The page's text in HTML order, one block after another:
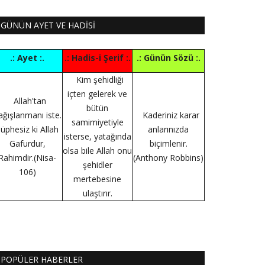
GÜNÜN AYET VE HADİSİ
.: Ayet :. .: Hadis-i Şerif :. .: Günün Sözü :.
Allah'tan
iste.
ki Allah
Gafurdur,
106)
Kim şehidliği
içten gelerek ve
bütün
samimiyetiyle
isterse, yatağında
olsa bile Allah onu
şehidler
mertebesine
ulaştırır.
Kaderiniz karar
anlarınızda
biçimlenir.
(Anthony Robbins)
POPÜLER HABERLER